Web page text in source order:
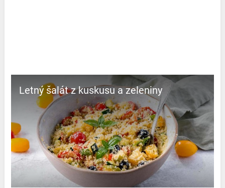
Letný šalát z kuskusu a zeleniny